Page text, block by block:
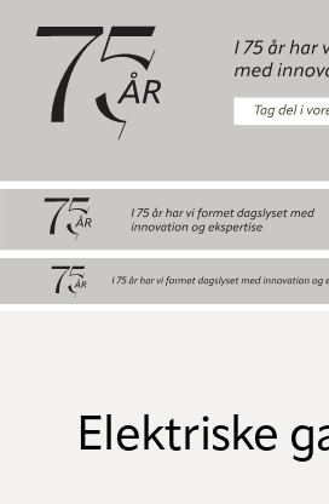
Elektriske